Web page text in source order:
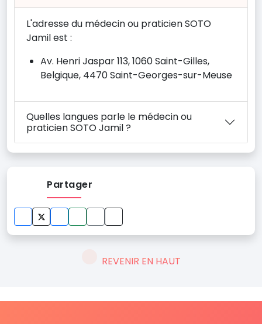
L'adresse du médecin ou praticien SOTO
Jamil est :
Av. Henri Jaspar 113, 1060 Saint-Gilles,
Belgique, 4470 Saint-Georges-sur-Meuse
Quelles langues parle le médecin ou
praticien SOTO Jamil ?
Partager
REVENIR EN HAUT